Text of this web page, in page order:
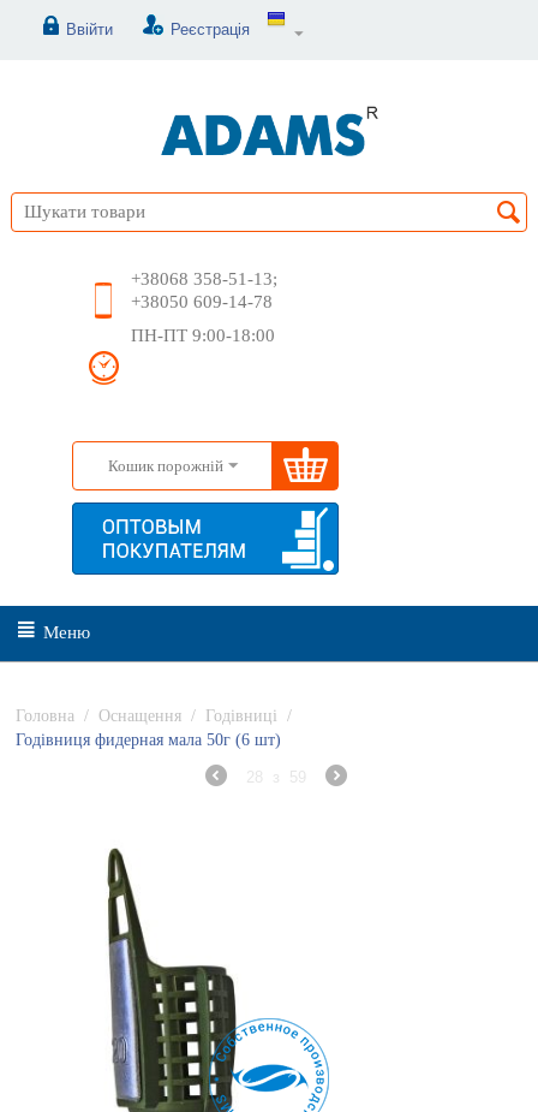
Ввійти Реєстрація
+38068 358-51-13;
+38050 609-14-78
ПН-ПТ 9:00-18:00
Кошик порожній
Меню
Головна / Оснащення / Годівниці
/
Годівниця фидерная мала 50г (6 шт)
28 з 59